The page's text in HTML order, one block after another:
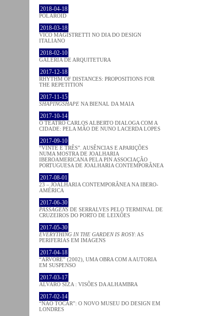
2018-04-18
POLAROID
2018-03-18
VICO MAGISTRETTI NO DIA DO DESIGN
ITALIANO
2018-02-10
GALERIA DE ARQUITETURA
2017-12-18
RHYTHM OF DISTANCES: PROPOSITIONS FOR
THE REPETITION
2017-11-15
SHAPINGSHAPE NA BIENAL DA MAIA
2017-10-14
O TEATRO CARLOS ALBERTO DIALOGA COM A
CIDADE: PELA MÃO DE NUNO LACERDA LOPES
2017-09-10
“VINTE E TRÊS”. AUSÊNCIAS E APARIÇÕES
NUMA MOSTRA DE JOALHARIA
IBEROAMERICANA PELA PIN ASSOCIAÇÃO
PORTUGUESA DE JOALHARIA CONTEMPORÂNEA
2017-08-01
23 – JOALHARIA CONTEMPORÂNEA NA IBERO-
AMÉRICA
2017-06-30
PASSAGENS DE SERRALVES PELO TERMINAL DE
CRUZEIROS DO PORTO DE LEIXÕES
2017-05-30
EVERYTHING IN THE GARDEN IS ROSY: AS
PERIFERIAS EM IMAGENS
2017-04-18
“ÁRVORE” (2002), UMA OBRA COM A AUTORIA
EM SUSPENSO
2017-03-17
ÁLVARO SIZA : VISÕES DA ALHAMBRA
2017-02-14
“NÃO TOCAR”: O NOVO MUSEU DO DESIGN EM
LONDRES